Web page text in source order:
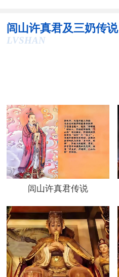
闾山许真君及三奶传说
LVSHAN
闾山许真君传说